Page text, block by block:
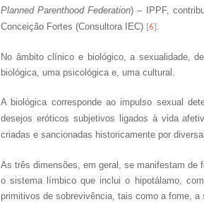
Planned Parenthood Federation) – IPPF,
Conceição Fortes (Consultora IEC) [6] .
No âmbito clínico e biológico, a sexualidade,
biológica, uma psicológica e, uma cultural.
A biológica corresponde ao impulso sexual
desejos eróticos subjetivos ligados à vida
criadas e sancionadas historicamente por
As três dimensões, em geral, se manifestam de
o sistema límbico que inclui o hipotálamo,
primitivos de sobrevivência, tais como a fome, a